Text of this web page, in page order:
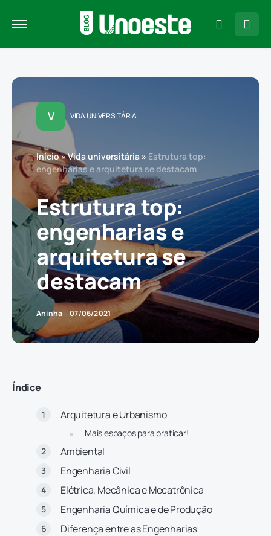
V VIDA UNIVERSITÁRIA
Início»Vida universitária » Estrutura top:
engenharias e arquitetura se destacam
Estrutura top:
engenharias e
arquitetura se
destacam
Aninha 07/06/2021
Índice
Arquitetura e Urbanismo
Mais espaços para praticar!
Ambiental
Engenharia Civil
Elétrica, Mecânica e Mecatrônica
Engenharia Química e de Produção
Diferença entre as Engenharias